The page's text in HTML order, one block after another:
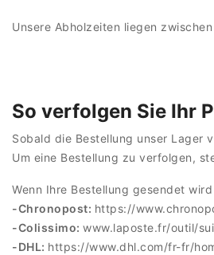
Unsere Abholzeiten liegen
So verfolgen Sie Ihr
Sobald die Bestellung unser Lager
Um eine Bestellung zu verfolgen,
Wenn Ihre Bestellung gesendet
-Chronopost: https://
-Colissimo: www.laposte.fr/outil/
-DHL: https://www.dhl.com/fr-fr/